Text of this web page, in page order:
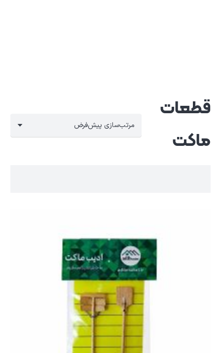
قطعات
ماکت